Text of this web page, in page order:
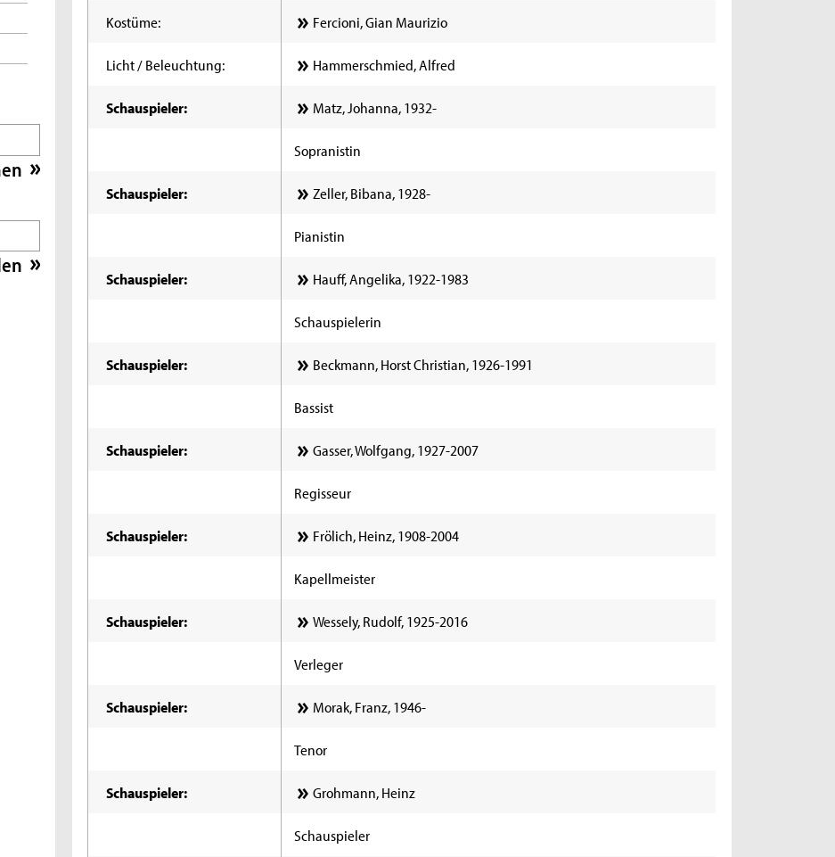
Kostüme: Fercioni, Gian Maurizio
Licht / Beleuchtung: Hammerschmied, Alfred
Schauspieler: Matz, Johanna, 1932-
Sopranistin
Schauspieler: Zeller, Bibana, 1928-
Pianistin
Schauspieler: Hauff, Angelika, 1922-1983
Schauspielerin
Schauspieler: Beckmann, Horst Christian, 1926-1991
Bassist
Schauspieler: Gasser, Wolfgang, 1927-2007
Regisseur
Schauspieler: Frölich, Heinz, 1908-2004
Kapellmeister
Schauspieler: Wessely, Rudolf, 1925-2016
Verleger
Schauspieler: Morak, Franz, 1946-
Tenor
Schauspieler: Grohmann, Heinz
Schauspieler